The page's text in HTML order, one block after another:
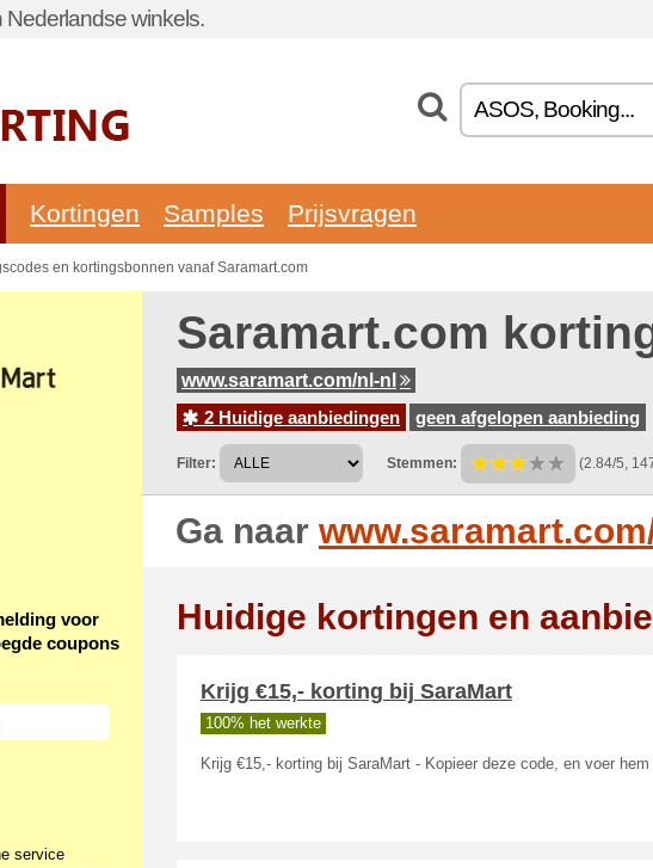
winkels.
Kortingen Samples Prijsvragen
en kortingsbonnen vanaf Saramart.com
Saramart.com
www.saramart.com/nl-nl
2 Huidige aanbiedingen
geen afgelopen aanbieding
Filter: Stemmen: (2.84/5,
Ga naar
voor
coupons
service
Huidige kortingen en
Krijg €15,- korting bij SaraMart
100% het werkte
Krijg €15,- korting bij SaraMart - Kopieer deze code, en voer